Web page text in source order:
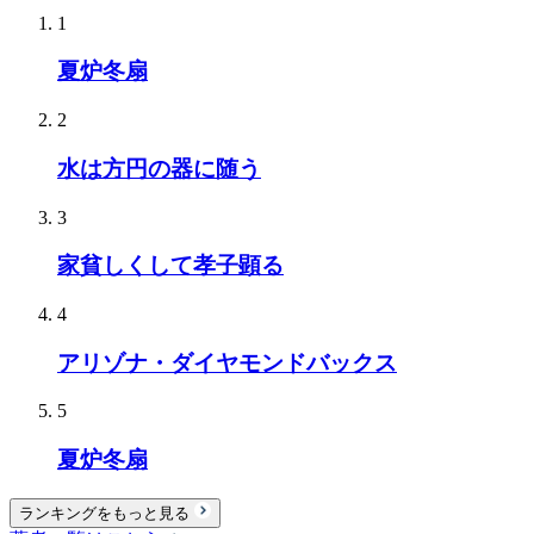
1
夏炉冬扇
2
水は方円の器に随う
3
家貧しくして孝子顕る
4
アリゾナ・ダイヤモンドバックス
5
夏炉冬扇
ランキングをもっと見る